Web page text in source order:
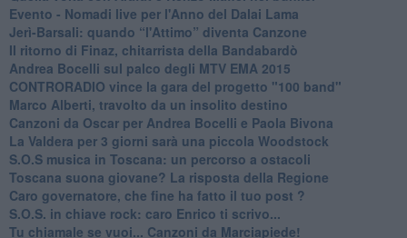
​Evento - Nomadi live per l'Anno del Dalai Lama
Jerì-Barsali: quando “l'Attimo” diventa Canzone
Il ritorno di Finaz, chitarrista della Bandabardò
Andrea Bocelli sul palco degli MTV EMA 2015
CONTRORADIO vince la gara del progetto "100 band"
Marco Alberti, travolto da un insolito destino
Canzoni da Oscar per Andrea Bocelli e Paola Bivona
La Valdera per 3 giorni sarà una piccola Woodstock
S.O.S musica in Toscana: un percorso a ostacoli
​Toscana suona giovane? La risposta della Regione
Caro governatore, che fine ha fatto il tuo post ?
S.O.S. in chiave rock: caro Enrico ti scrivo...
Tu chiamale se vuoi... Canzoni da Marciapiede!